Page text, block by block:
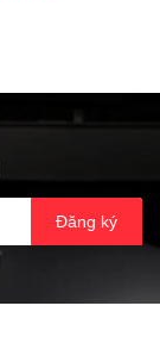
Đăng ký